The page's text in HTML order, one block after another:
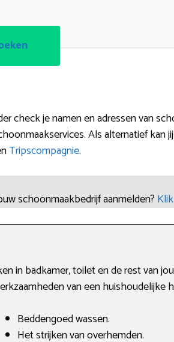
check je namen en adressen van
Als alternatief kan
Tripscompagnie.
schoonmaakbedrijf aanmelden?
in badkamer, toilet en de rest van
van een huishoudelijke
Beddengoed wassen.
Het strijken van overhemden.